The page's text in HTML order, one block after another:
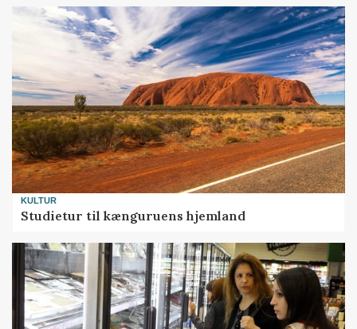
KULTUR
Studietur til kænguruens hjemland